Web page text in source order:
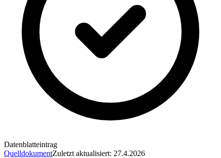
Datenblatteintrag
QuelldokumentZuletzt aktualisiert: 27.4.2026